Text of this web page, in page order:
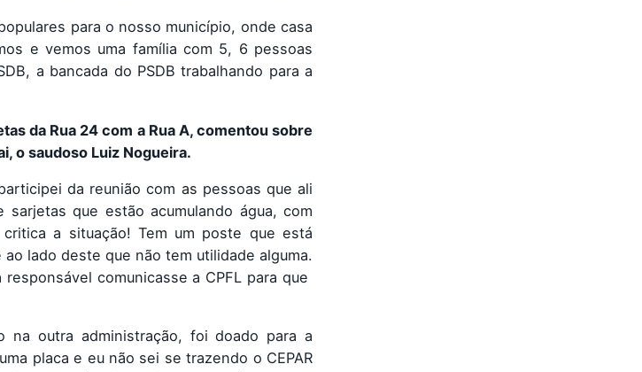
para o nosso município, onde casa
e vemos uma família com 5, 6 pessoas
a bancada do PSDB trabalhando para a
da Rua 24 com a Rua A, comentou sobre
o saudoso Luiz Nogueira.
da reunião com as pessoas que ali
que estão acumulando água, com
a situação! Tem um poste que está
lado deste que não tem utilidade alguma.
comunicasse a CPFL para que
na outra administração, foi doado para a
placa e eu não sei se trazendo o CEPAR